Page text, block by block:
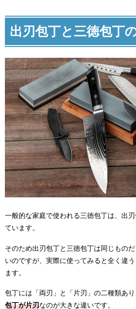
出刃包丁と三徳包丁
一般的な家庭で使われる三徳包丁は、出
ています。
そのため出刃包丁と三徳包丁は同じもの
いのですが、実際に使ってみると全く違
ます。
包丁には「両刃」と「片刃」の二種類あり
包丁が片刃なのが大きな違いです。